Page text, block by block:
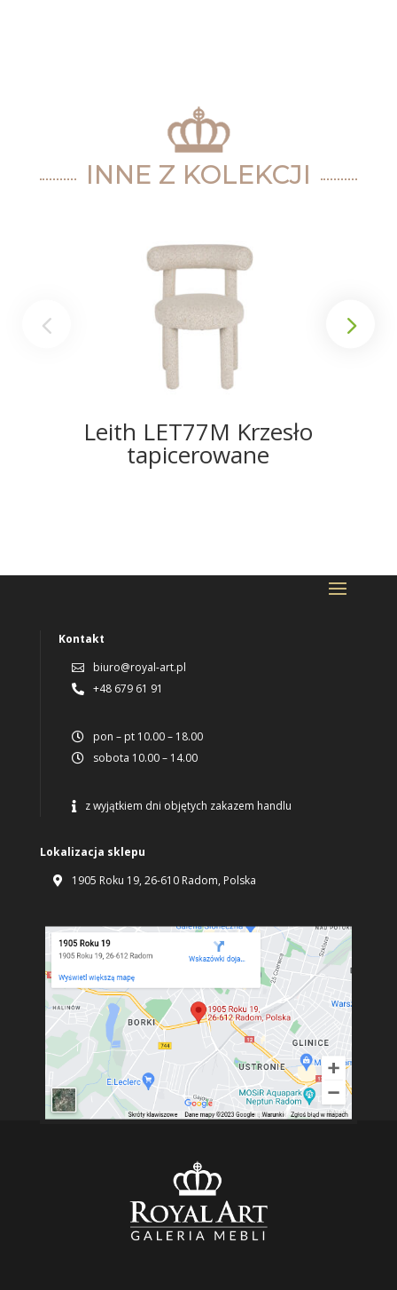
INNE Z KOLEKCJI
Leith LET77M Krzesło
tapicerowane
Kontakt
 biuro@royal-art.pl
 +48 679 61 91
 pon – pt 10.00 – 18.00
 sobota 10.00 – 14.00
 z wyjątkiem dni objętych zakazem handlu
Lokalizacja sklepu
 1905 Roku 19, 26-610 Radom, Polska